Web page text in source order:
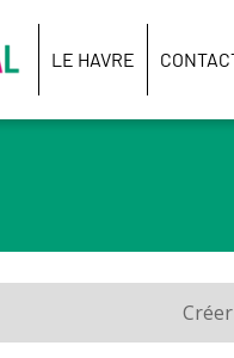
local
-
Le
LE HAVRE